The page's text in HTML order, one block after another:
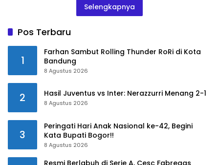
Selengkapnya
Pos Terbaru
1
Farhan Sambut Rolling Thunder RoRi di Kota
Bandung
8 Agustus 2026
2 Hasil Juventus vs Inter: Nerazzurri Menang 2-1
8 Agustus 2026
3
Peringati Hari Anak Nasional ke-42, Begini
Kata Bupati Bogor!!
8 Agustus 2026
Resmi Berlabuh di Serie A, Cesc Fabregas